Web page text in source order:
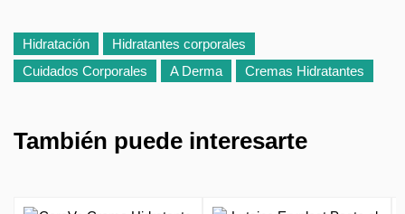
Hidratación
Hidratantes corporales
Cuidados Corporales
A Derma Cremas Hidratantes
También puede interesarte